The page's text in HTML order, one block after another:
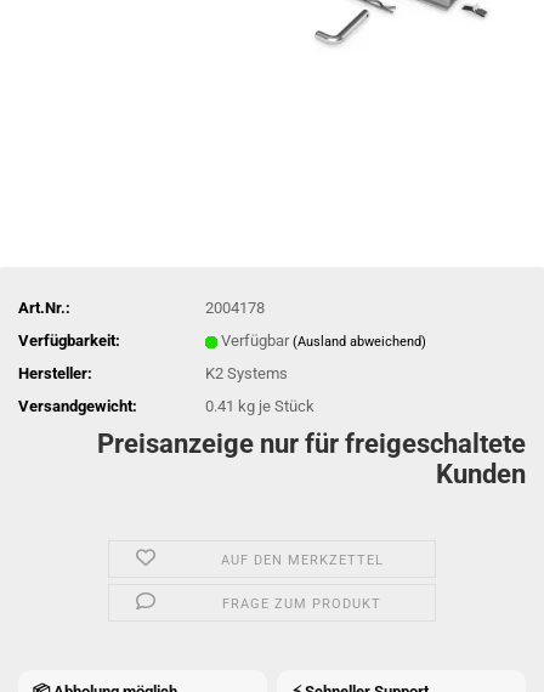
Art.Nr.:
2004178
Verfügbarkeit:
Verfügbar(Ausland abweichend)
Hersteller:
K2 Systems
Versandgewicht:
0.41 kg je Stück
Preisanzeige nur für freigeschaltete
Kunden
AUF DEN MERKZETTEL
FRAGE ZUM PRODUKT